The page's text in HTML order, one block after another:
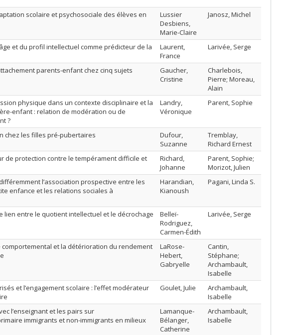
scolaire et psychosociale des élèves en
Lussier
Desbiens,
Marie-Claire
Janosz, Michel
et du profil intellectuel comme prédicteur de la
Laurent,
France
Larivée, Serge
parents-enfant chez cinq sujets
Gaucher,
Cristine
Charlebois,
Pierre; Moreau,
Alain
physique dans un contexte disciplinaire et la
enfant : relation de modération ou de
?
Landry,
Véronique
Parent, Sophie
chez les filles pré-pubertaires
Dufour,
Suzanne
Tremblay,
Richard Ernest
de protection contre le tempérament difficile et
Richard,
Johanne
Parent, Sophie;
Morizot, Julien
l’association prospective entre les
enfance et les relations sociales à
Harandian,
Kianoush
Pagani, Linda S.
entre le quotient intellectuel et le décrochage
Belleï-
Rodriguez,
Carmen-Édith
Larivée, Serge
et la détérioration du rendement
LaRose-
Hebert,
Gabryelle
Cantin,
Stéphane;
Archambault,
Isabelle
et l’engagement scolaire : l’effet modérateur
Goulet, Julie
Archambault,
Isabelle
l’enseignant et les pairs sur
immigrants et non-immigrants en milieux
Lamanque-
Bélanger,
Catherine
Archambault,
Isabelle